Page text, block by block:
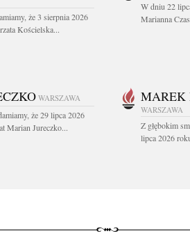
że 3 sierpnia 2026
Kościelska...
W dniu 22
Marianna
WARSZAWA
że 29 lipca 2026
Marian Jureczko...
MAREK
WARSZAWA
Z głębokim
lipca 2026